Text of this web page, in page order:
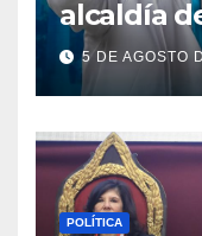
alcaldía
camino
Aliaga
5 DE AGOSTO
POLÍTICA